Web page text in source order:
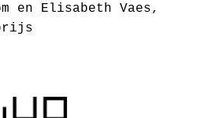
en Elisabeth Vaes,